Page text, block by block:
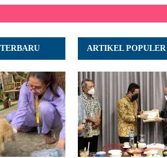
ARTIKEL POPULER